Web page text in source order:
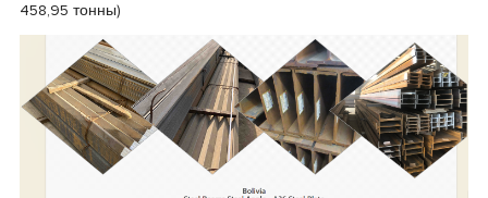
458,95 тонны)